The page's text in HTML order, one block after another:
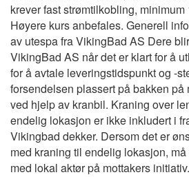
krever fast strømtilkobling,
Høyere kurs anbefales. Generell
av utespa fra VikingBad AS Dere
VikingBad AS når det er klart for å
for å avtale leveringstidspunkt og -
forsendelsen plassert på bakken på
ved hjelp av kranbil. Kraning over
endelig lokasjon er ikke inkludert i
Vikingbad dekker. Dersom det er
med kraning til endelig lokasjon,
med lokal aktør på mottakers